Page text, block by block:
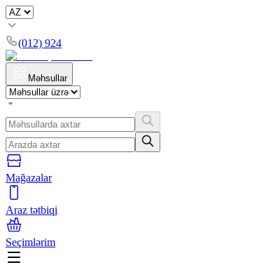
(012) 924
Məhsullar
Mağazalar
Araz tətbiqi
Seçimlərim